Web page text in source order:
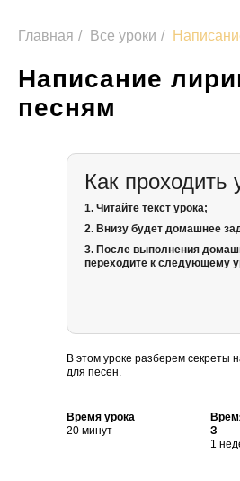
Главная / Все уроки /
Написание
песням
Как проходить
З
1
Время урока
20 минут
В этом уроке разберем секреты
для песен.
3. После выполнения
переходите к следующему
2. Внизу будет домашнее
1. Читайте текст урока;